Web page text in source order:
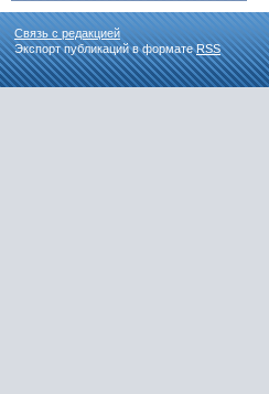
Связь с редакцией
Экспорт публикаций в форматеRSS